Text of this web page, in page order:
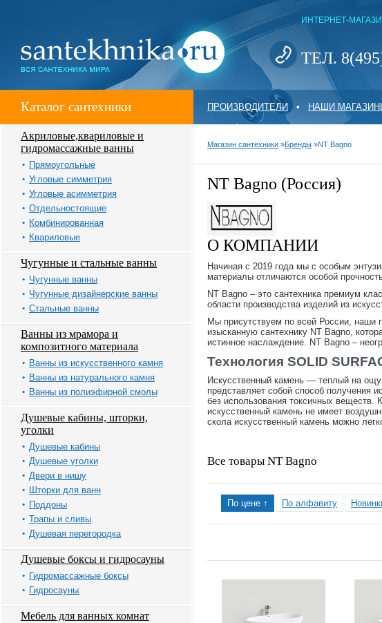
ИНТЕРНЕТ-
ТЕЛ.
Каталог сантехники ПРОИЗВОДИТЕЛИ • НАШИ
Акриловые,квариловые и
гидромассажные ванны
Прямоугольные
Угловые симметрия
Угловые асимметрия
Отдельностоящие
Комбинированная
Квариловые
Чугунные и стальные ванны
Чугунные ванны
Чугунные дизайнерские ванны
Стальные ванны
Ванны из мрамора и
композитного материала
Ванны из искусственного камня
Ванны из натурального камня
Ванны из полиэфирной смолы
Душевые кабины, шторки,
уголки
Душевые кабины
Душевые уголки
Двери в нишу
Шторки для ванн
Поддоны
Трапы и сливы
Душевая перегородка
Душевые боксы и гидросауны
Гидромассажные боксы
Гидросауны
Мебель для ванных комнат
Магазин сантехники »Бренды »NT Bagno
NT Bagno (Россия)
О КОМПАНИИ
Начиная с 2019 года мы с особым
материалы отличаются особой
NT Bagno – это сантехника премиум
области производства изделий из
Мы присутствуем по всей России, наши
изысканную сантехнику NT Bagno,
истинное наслаждение. NT Bagno –
Технология SOLID
Искусственный камень — теплый на
представляет собой способ получения
без использования токсичных веществ.
искусственный камень не имеет
скола искусственный камень можно
Все товары NT Bagno
По цене ↑ По алфавиту